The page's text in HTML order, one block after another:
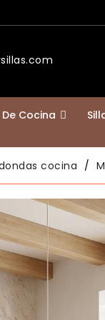
Cocina
cocina